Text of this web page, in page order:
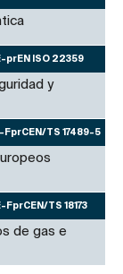
prEN ISO 22359
y
FprCEN/TS 17489-5
FprCEN/TS 18173
de gas e